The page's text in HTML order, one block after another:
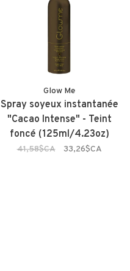
Glow Me
Spray soyeux instantanée
"Cacao Intense" - Teint
foncé (125ml/4.23oz)
41,58$CA 33,26$CA